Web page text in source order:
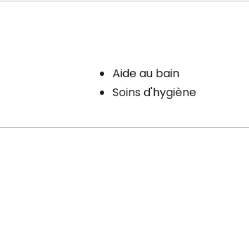
Aide au bain
Soins d'hygiène